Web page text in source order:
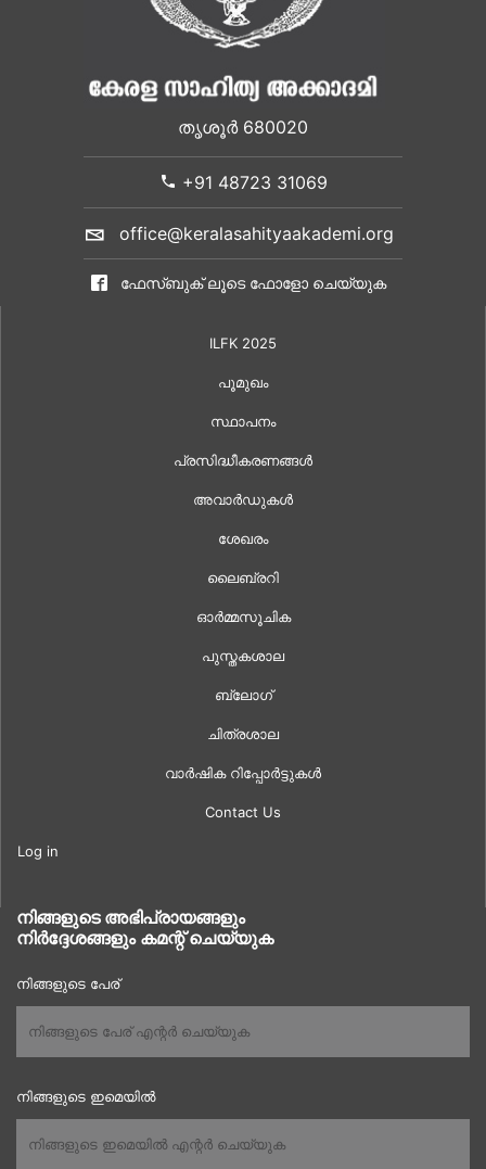
തൃശൂർ 680020
+91 48723 31069
office@keralasahityaakademi.org
ഫേസ്ബുക് ലൂടെ ഫോളോ ചെയ്യുക
ILFK 2025
പൂമുഖം
സ്ഥാപനം
പ്രസിദ്ധീകരണങ്ങൾ
അവാർഡുകൾ
ശേഖരം
ലൈബ്രറി
ഓർമ്മസൂചിക
പുസ്തകശാല
ബ്ലോഗ്
ചിത്രശാല
വാർഷിക റിപ്പോർട്ടുകൾ
Contact Us
Log in
നിങ്ങളുടെ അഭിപ്രായങ്ങളും
നിർദ്ദേശങ്ങളും കമന്റ് ചെയ്യുക
നിങ്ങളുടെ പേര്
നിങ്ങളുടെ ഇമെയിൽ